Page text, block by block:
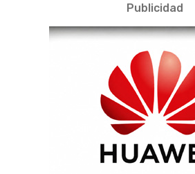
Publicidad